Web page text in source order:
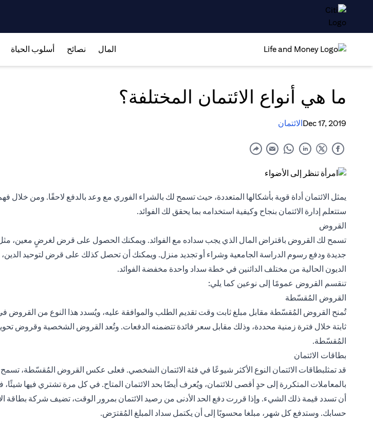
المال نصائح أسلوب الحياة
ما هي أنواع الائتمان المختلفة؟
Dec 17, 2019الائتمان
يمثل الائتمان أداة قوية بأشكالها المتعددة، حيث تسمح لك بالشراء الفوري مع وعد بالدفع لاحقًا. ومن خلال
ستتعلم إدارة الائتمان بنجاح وكيفية استخدامه بما يحقق لك الفوائد.
القروض
تسمح لك القروض باقتراض المال الذي يجب سداده مع الفوائد. ويمكنك الحصول على قرض لغرضٍ معين،
جديدة ودفع رسوم الدراسة الجامعية وشراء أو تجديد منزل. ويمكنك أن تحصل كذلك على قرض لتوحيد
الديون الحالية من مختلف الدائنين في خطة سداد واحدة مخفضة الفوائد.
تنقسم القروض عمومًا إلى نوعين كما يلي:
القروض المُقسّطة
تُمنح القروض المُقسّطة مقابل مبلغ ثابت وقت تقديم الطلب والموافقة عليه، ويُسدد هذا النوع من
ثابتة خلال فترة زمنية محددة، وذلك مقابل سعر فائدة تتضمنه الدفعات. وتُعد القروض الشخصية وقروض
المُقسّطة.
بطاقات الائتمان
قد تمثلبطاقات الائتمان النوع الأكثر شيوعًا في فئة الائتمان الشخصي. فعلى عكس القروض المُقسّطة، تسمح
بالمعاملات المتكررة إلى حدٍ أقصى للائتمان، ويُعرف أيضًا بحد الائتمان المتاح. في كل مرة تشتري فيها شيئًا،
أن تسدد قيمة ذلك الشيء. وإذا قررت دفع الحد الأدنى من رصيد الائتمان بمرور الوقت، تضيف شركة بطاقة
حسابك. وستدفع كل شهر، مبلغا محسوبًا إلى أن يكتمل سداد المبلغ المُقترَض.